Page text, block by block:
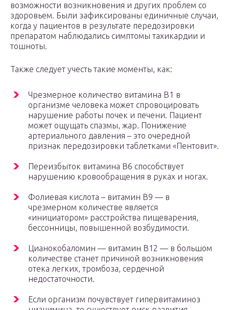
возможности возникновения и других проблем со
здоровьем. Были зафиксированы единичные случаи,
когда у пациентов в результате передозировки
препаратом наблюдались симптомы тахикардии и
тошноты.
Также следует учесть такие моменты, как:
Чрезмерное количество витамина В1 в
организме человека может спровоцировать
нарушение работы почек и печени. Пациент
может ощущать спазмы, жар. Понижение
артериального давления – это очередной
признак передозировки таблетками «Пентовит».
Переизбыток витамина В6 способствует
нарушению кровообращения в руках и ногах.
Фолиевая кислота – витамин В9 — в
чрезмерном количестве является
«инициатором» расстройства пищеварения,
бессонницы, повышенной возбудимости.
Цианокобаломин — витамин В12 — в большом
количестве станет причиной возникновения
отека легких, тромбоза, сердечной
недостаточности.
Если организм почувствует гипервитаминоз